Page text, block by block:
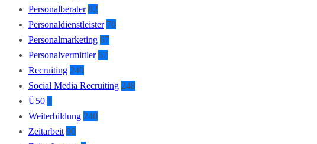
Personalberater 82
Personaldienstleister 70
Personalmarketing 67
Personalvermittler 67
Recruiting 240
Social Media Recruiting 248
Ü50 1
Weiterbildung 240
Zeitarbeit 90